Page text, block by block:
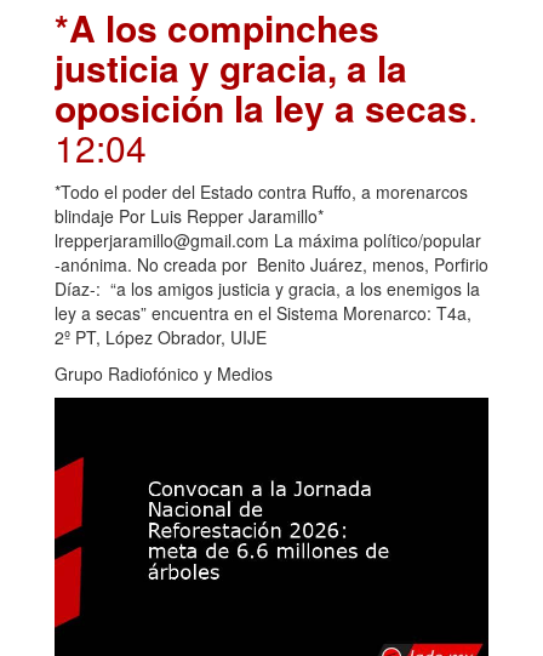
*A los compinches
justicia y gracia, a la
oposición la ley a secas.
12:04
*Todo el poder del Estado contra Ruffo, a morenarcos
blindaje Por Luis Repper Jaramillo*
lrepperjaramillo@gmail.com La máxima político/popular
-anónima. No creada por Benito Juárez, menos, Porfirio
Díaz-: “a los amigos justicia y gracia, a los enemigos la
ley a secas” encuentra en el Sistema Morenarco: T4a,
2º PT, López Obrador, UIJE
Grupo Radiofónico y Medios